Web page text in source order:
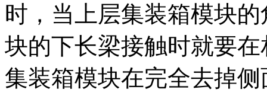
时，当上层集装箱模块
块的下长梁接触时就要
集装箱模块在完全去掉